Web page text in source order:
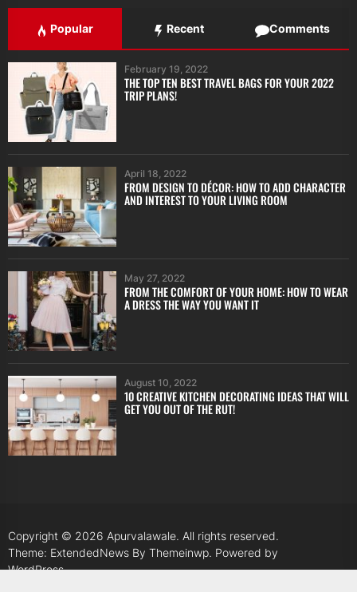
Popular Recent Comments
February 19, 2022
THE TOP TEN BEST TRAVEL BAGS FOR YOUR 2022
TRIP PLANS!
April 18, 2022
FROM DESIGN TO DÉCOR: HOW TO ADD CHARACTER
AND INTEREST TO YOUR LIVING ROOM
May 27, 2022
FROM THE COMFORT OF YOUR HOME: HOW TO WEAR
A DRESS THE WAY YOU WANT IT
August 10, 2022
10 CREATIVE KITCHEN DECORATING IDEAS THAT WILL
GET YOU OUT OF THE RUT!
Copyright © 2026 Apurvalawale. All rights reserved.
Theme: ExtendedNews By Themeinwp. Powered by
WordPress.